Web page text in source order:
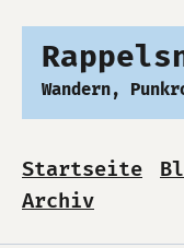
Wandern,
Startseite
Archiv